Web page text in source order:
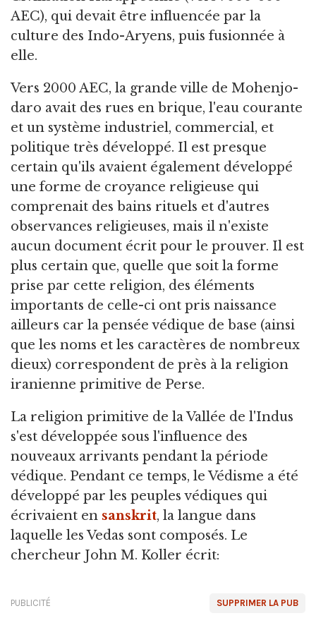
AEC), qui devait être influencée par la
culture des Indo-Aryens, puis fusionnée à
elle.
Vers 2000 AEC, la grande ville de Mohenjo-
daro avait des rues en brique, l'eau courante
et un système industriel, commercial, et
politique très développé. Il est presque
certain qu'ils avaient également développé
une forme de croyance religieuse qui
comprenait des bains rituels et d'autres
observances religieuses, mais il n'existe
aucun document écrit pour le prouver. Il est
plus certain que, quelle que soit la forme
prise par cette religion, des éléments
importants de celle-ci ont pris naissance
ailleurs car la pensée védique de base (ainsi
que les noms et les caractères de nombreux
dieux) correspondent de près à la religion
iranienne primitive de Perse.
La religion primitive de la Vallée de l'Indus
s'est développée sous l'influence des
nouveaux arrivants pendant la période
védique. Pendant ce temps, le Védisme a été
développé par les peuples védiques qui
écrivaient en sanskrit, la langue dans
laquelle les Vedas sont composés. Le
chercheur John M. Koller écrit:
SUPPRIMER LA PUB
PUBLICITÉ